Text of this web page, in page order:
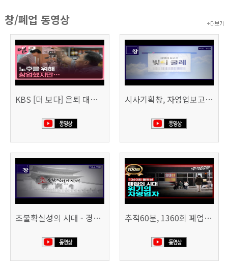
창/폐업 동영상
KBS [더 보다] 은퇴 대신 폐업 시사기획창, 자영업보고서 빚의 굴레 507회 (KBS 25.6.10)
초불확실성의 시대 - 경제를 구하라 494회 (KBS 25.2.11) 추적60분, 1360회 폐업의 시대, 위기의 자영업자